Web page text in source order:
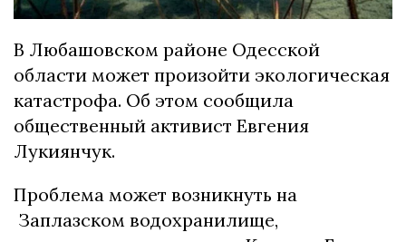
В Любашовском районе Одесской
области может произойти экологическая
катастрофа. Об этом сообщила
общественный активист Евгения
Лукиянчук.
Проблема может возникнуть на
Заплазском водохранилище,